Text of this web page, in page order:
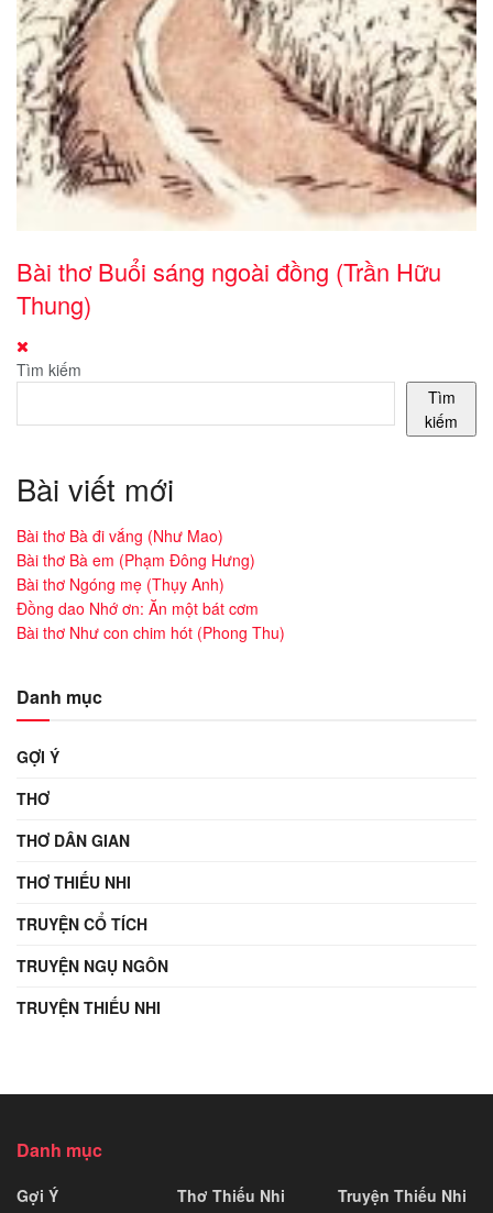
Bài thơ Buổi sáng ngoài đồng (Trần Hữu
Thung)
Tìm kiếm
Tìm
kiếm
Bài viết mới
Bài thơ Bà đi vắng (Như Mao)
Bài thơ Bà em (Phạm Đông Hưng)
Bài thơ Ngóng mẹ (Thụy Anh)
Đồng dao Nhớ ơn: Ăn một bát cơm
Bài thơ Như con chim hót (Phong Thu)
Danh mục
GỢI Ý
THƠ
THƠ DÂN GIAN
THƠ THIẾU NHI
TRUYỆN CỔ TÍCH
TRUYỆN NGỤ NGÔN
TRUYỆN THIẾU NHI
Danh mục
Gợi Ý
Thơ Thiếu Nhi
Truyện Thiếu Nhi